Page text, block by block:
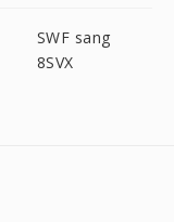
SWF sang
8SVX